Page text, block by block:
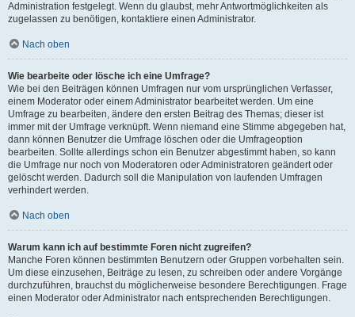
Administration festgelegt. Wenn du glaubst, mehr Antwortmöglichkeiten als
zugelassen zu benötigen, kontaktiere einen Administrator.
Nach oben
Wie bearbeite oder lösche ich eine Umfrage?
Wie bei den Beiträgen können Umfragen nur vom ursprünglichen Verfasser,
einem Moderator oder einem Administrator bearbeitet werden. Um eine
Umfrage zu bearbeiten, ändere den ersten Beitrag des Themas; dieser ist
immer mit der Umfrage verknüpft. Wenn niemand eine Stimme abgegeben hat,
dann können Benutzer die Umfrage löschen oder die Umfrageoption
bearbeiten. Sollte allerdings schon ein Benutzer abgestimmt haben, so kann
die Umfrage nur noch von Moderatoren oder Administratoren geändert oder
gelöscht werden. Dadurch soll die Manipulation von laufenden Umfragen
verhindert werden.
Nach oben
Warum kann ich auf bestimmte Foren nicht zugreifen?
Manche Foren können bestimmten Benutzern oder Gruppen vorbehalten sein.
Um diese einzusehen, Beiträge zu lesen, zu schreiben oder andere Vorgänge
durchzuführen, brauchst du möglicherweise besondere Berechtigungen. Frage
einen Moderator oder Administrator nach entsprechenden Berechtigungen.